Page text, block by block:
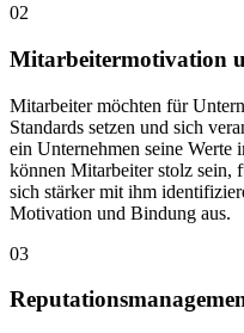
02
Mitarbeitermotivation
Mitarbeiter möchten für
Standards setzen und sich
ein Unternehmen seine Werte
können Mitarbeiter stolz sein,
sich stärker mit ihm
Motivation und Bindung aus.
03